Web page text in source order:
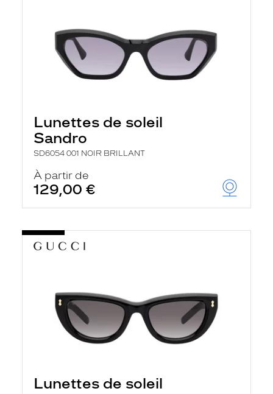
Lunettes de soleil
Sandro
SD6054 001 NOIR BRILLANT
À partir de
129,00 €
Lunettes de soleil